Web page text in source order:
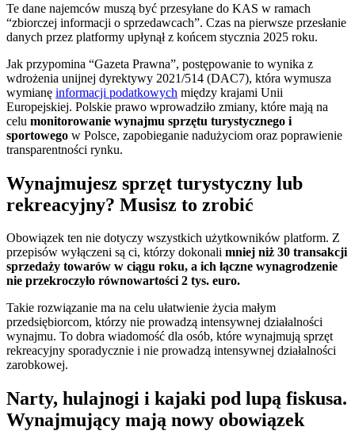
Te dane najemców muszą być przesyłane do KAS w ramach
“zbiorczej informacji o sprzedawcach”. Czas na pierwsze przesłanie
danych przez platformy upłynął z końcem stycznia 2025 roku.
Jak przypomina “Gazeta Prawna”, postępowanie to wynika z
wdrożenia unijnej dyrektywy 2021/514 (DAC7), która wymusza
wymianę informacji podatkowych między krajami Unii
Europejskiej. Polskie prawo wprowadziło zmiany, które mają na
celu monitorowanie wynajmu sprzętu turystycznego i
sportowego w Polsce, zapobieganie nadużyciom oraz poprawienie
transparentności rynku.
Wynajmujesz sprzęt turystyczny lub
rekreacyjny? Musisz to zrobić
Obowiązek ten nie dotyczy wszystkich użytkowników platform. Z
przepisów wyłączeni są ci, którzy dokonali mniej niż 30 transakcji
sprzedaży towarów w ciągu roku, a ich łączne wynagrodzenie
nie przekroczyło równowartości 2 tys. euro.
Takie rozwiązanie ma na celu ułatwienie życia małym
przedsiębiorcom, którzy nie prowadzą intensywnej działalności
wynajmu. To dobra wiadomość dla osób, które wynajmują sprzęt
rekreacyjny sporadycznie i nie prowadzą intensywnej działalności
zarobkowej.
Narty, hulajnogi i kajaki pod lupą fiskusa.
Wynajmujący mają nowy obowiązek